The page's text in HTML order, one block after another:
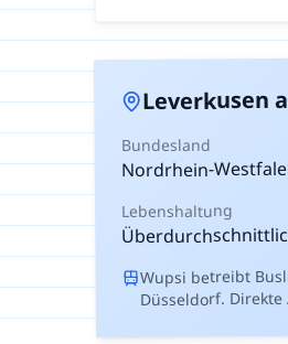
Leverkusen
Bundesland
Nordrhein-
Lebenshaltung
Wupsi betreibt
Düsseldorf.